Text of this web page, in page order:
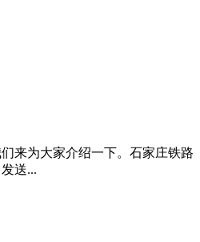
来为大家介绍一下。石家庄铁路
送...